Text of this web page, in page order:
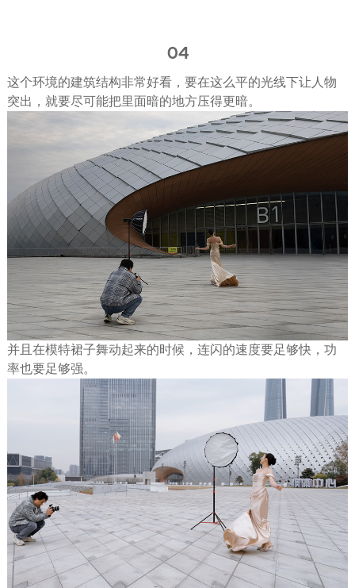
04
这个环境的建筑结构非常好看，要在这么平的光线下让人物
突出，就要尽可能把里面暗的地方压得更暗。
并且在模特裙子舞动起来的时候，连闪的速度要足够快，功
率也要足够强。